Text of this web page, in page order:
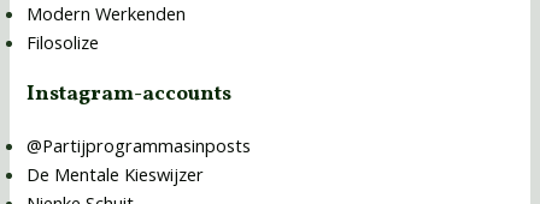
Modern Werkenden
Filosolize
Instagram-accounts
@Partijprogrammasinposts
De Mentale Kieswijzer